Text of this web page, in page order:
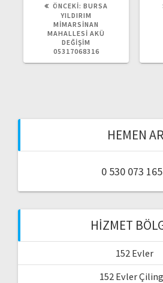
ÖNCEKI: Ö
N
C
E
K
I
BURSA
YILDIRIM
MİMARSİNAN
MAHALLESİ AKÜ
DEĞİŞİM
05317068316
HEMEN
0 530 073
HIZMET
152 Evler
152 Evler